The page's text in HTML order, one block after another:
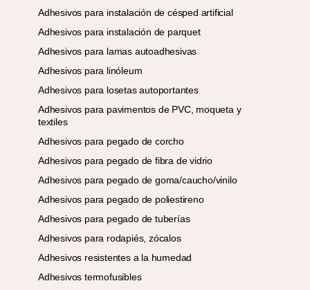
Adhesivos para instalación de césped artificial
Adhesivos para instalación de parquet
Adhesivos para lamas autoadhesivas
Adhesivos para linóleum
Adhesivos para losetas autoportantes
Adhesivos para pavimentos de PVC, moqueta y
textiles
Adhesivos para pegado de corcho
Adhesivos para pegado de fibra de vidrio
Adhesivos para pegado de goma/caucho/vinilo
Adhesivos para pegado de poliestireno
Adhesivos para pegado de tuberías
Adhesivos para rodapiés, zócalos
Adhesivos resistentes a la humedad
Adhesivos termofusibles